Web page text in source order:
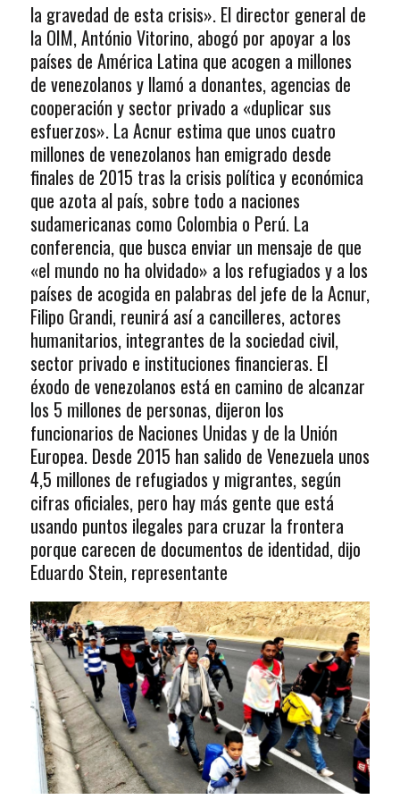
la gravedad de esta crisis». El director general de
la OIM, António Vitorino, abogó por apoyar a los
países de América Latina que acogen a millones
de venezolanos y llamó a donantes, agencias de
cooperación y sector privado a «duplicar sus
esfuerzos». La Acnur estima que unos cuatro
millones de venezolanos han emigrado desde
finales de 2015 tras la crisis política y económica
que azota al país, sobre todo a naciones
sudamericanas como Colombia o Perú. La
conferencia, que busca enviar un mensaje de que
«el mundo no ha olvidado» a los refugiados y a los
países de acogida en palabras del jefe de la Acnur,
Filipo Grandi, reunirá así a cancilleres, actores
humanitarios, integrantes de la sociedad civil,
sector privado e instituciones financieras. El
éxodo de venezolanos está en camino de alcanzar
los 5 millones de personas, dijeron los
funcionarios de Naciones Unidas y de la Unión
Europea. Desde 2015 han salido de Venezuela unos
4,5 millones de refugiados y migrantes, según
cifras oficiales, pero hay más gente que está
usando puntos ilegales para cruzar la frontera
porque carecen de documentos de identidad, dijo
Eduardo Stein, representante